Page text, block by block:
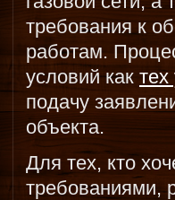
требования к
работам.
условий как
подачу
объекта.
Для тех, кто
требованиями,